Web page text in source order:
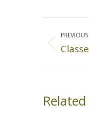
Post
navigation
PREVIOUS
Previous